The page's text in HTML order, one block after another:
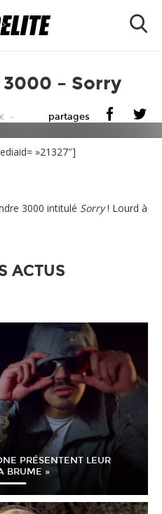
– Sorry
partages
»21327″]
3000 intitulé Sorry! Lourd à
ACTUS
PRÉSENTENT LEUR
BRUME »